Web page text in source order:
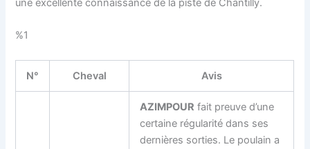
une excellente connaissance de la piste de Chantilly.
%1
N° Cheval Avis
AZIMPOUR fait preuve d’une
certaine régularité dans ses
dernières sorties. Le poulain a